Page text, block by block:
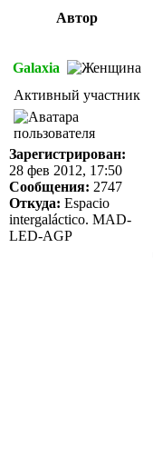
Автор
Galaxia
Активный участник
Зарегистрирован:
28 фев 2012, 17:50
Сообщения: 2747
Откуда: Espacio
intergaláctico. MAD-
LED-AGP